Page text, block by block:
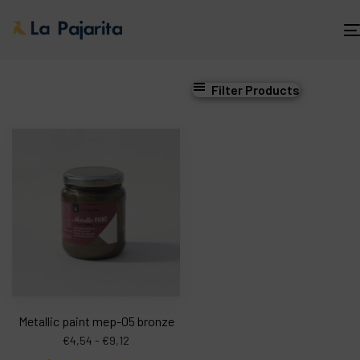
Filter Products
Metallic paint mep-05 bronze
€4,54 - €9,12